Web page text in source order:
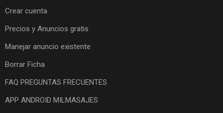
Crear cuenta
Precios y Anuncios gratis
Manejar anuncio existente
Borrar Ficha
FAQ PREGUNTAS FRECUENTES
APP ANDROID MILMASAJES